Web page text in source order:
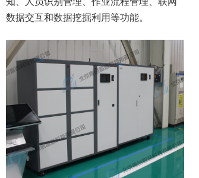
数据交互和数据挖掘利用等功能。